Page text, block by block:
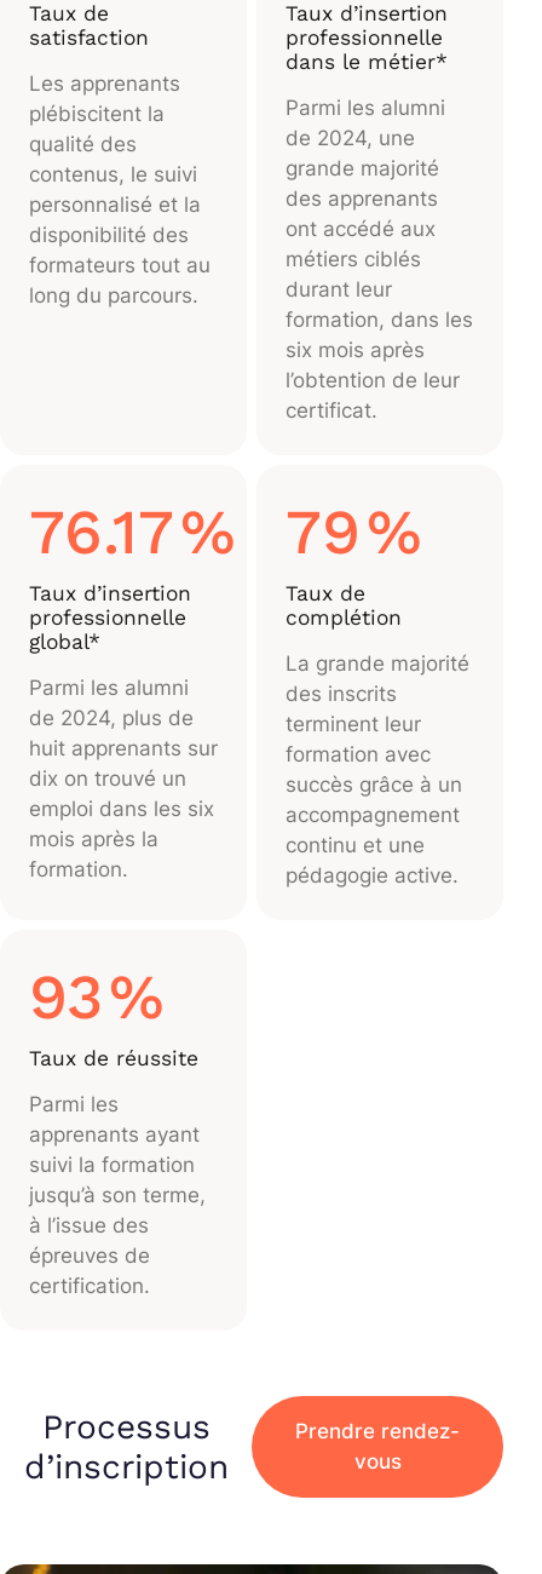
Taux de
satisfaction
Les apprenants
plébiscitent la
qualité des
contenus, le suivi
personnalisé et la
disponibilité des
formateurs tout au
long du parcours.
Taux d’insertion
professionnelle
dans le métier*
Parmi les alumni
de 2024, une
grande majorité
des apprenants
ont accédé aux
métiers ciblés
durant leur
formation, dans les
six mois après
l’obtention de leur
certificat.
76.17%
Taux d’insertion
professionnelle
global*
Parmi les alumni
de 2024, plus de
huit apprenants sur
dix on trouvé un
emploi dans les six
mois après la
formation.
79%
Taux de
complétion
La grande majorité
des inscrits
terminent leur
formation avec
succès grâce à un
accompagnement
continu et une
pédagogie active.
93%
Taux de réussite
Parmi les
apprenants ayant
suivi la formation
jusqu’à son terme,
à l’issue des
épreuves de
certification.
Processus
d’inscription
Prendre rendez-
vous